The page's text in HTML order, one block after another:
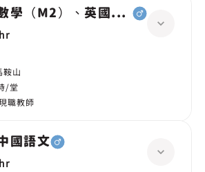
學（M2）、英國語文
鞍山
/堂
職教師
國語文